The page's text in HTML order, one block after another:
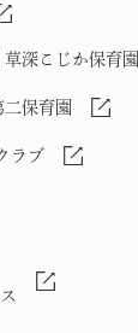
深こじか保育園
保育園
ラブ